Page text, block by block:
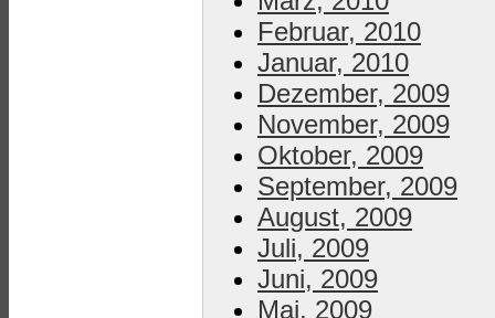
Februar, 2010
Januar, 2010
Dezember, 2009
November, 2009
Oktober, 2009
September, 2009
August, 2009
Juli, 2009
Juni, 2009
Mai, 2009